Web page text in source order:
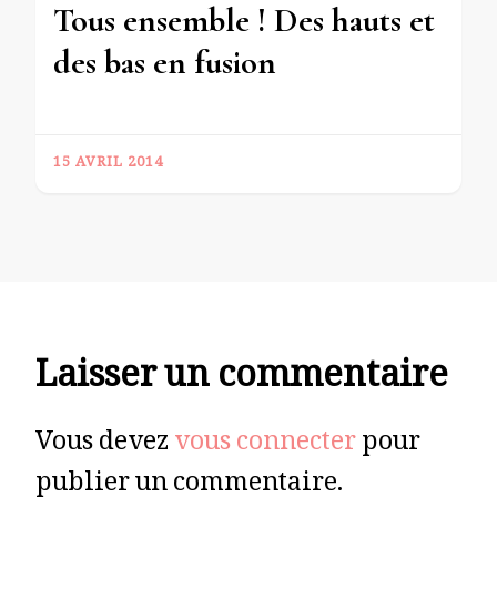
Tous ensemble ! Des hauts et
des bas en fusion
15 AVRIL 2014
Laisser un commentaire
Vous devezvous connecterpour
publier un commentaire.